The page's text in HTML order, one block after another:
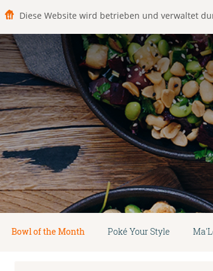
Diese Website wird betrieben und verwaltet
Bowl of the Month Poké Your Style